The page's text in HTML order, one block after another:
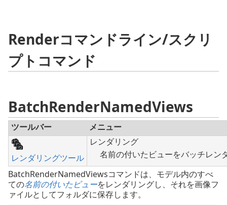
Renderコマンドライン/スクリ
プトコマンド
BatchRenderNamedViews
ツールバー メニュー
レンダリングツール
レンダリング
名前の付いたビューをバッチレン
BatchRenderNamedViewsコマンドは、モデル内のすべ
ての名前の付いたビューをレンダリングし、それを画像フ
ァイルとしてフォルダに保存します。